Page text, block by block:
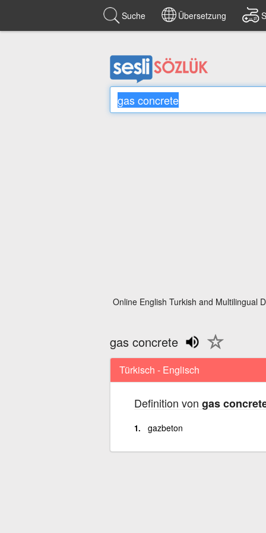
Suche Übersetzung
Online English Turkish and Multilingual
gas concrete
Türkisch - Englisch
Definition von gas
gazbeton